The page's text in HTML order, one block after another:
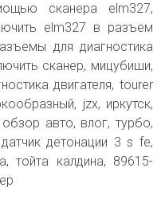
сканера elm327,
elm327 в разъем
для диагностика
сканер, мицубиши,
двигателя, tourer
jzx, иркутск,
авто, влог, турбо,
детонации 3 s fe,
тойта калдина, 89615-